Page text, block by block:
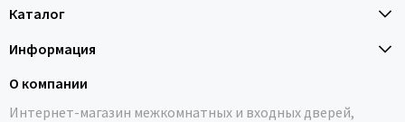
Каталог
Информация
О компании
Интернет-магазин межкомнатных и входных дверей,